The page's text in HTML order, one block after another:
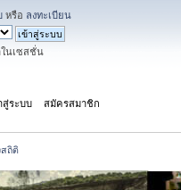
หรือ ลงทะเบียน
ในเซสชั่น
สู่ระบบ สมัครสมาชิก
ถิติ